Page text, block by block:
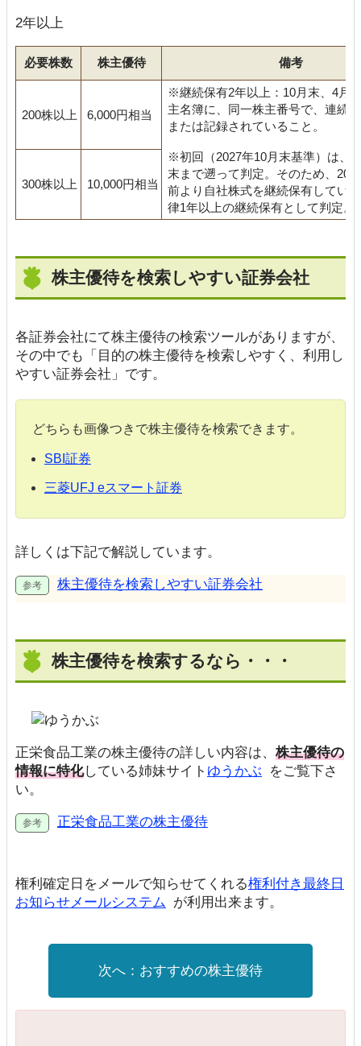
2年以上
必要株数 株主優待 備考
200株以上 6,000円相当
※継続保有2年以上：10月末、4月
主名簿に、同一株主番号で、連続5
または記録されていること。
※初回（2027年10月末基準）は、
末まで遡って判定。そのため、
前より自社株式を継続保有してい
律1年以上の継続保有として判定。
300株以上 10,000円相当
株主優待を検索しやすい証券会社
各証券会社にて株主優待の検索ツールがありますが、
その中でも「目的の株主優待を検索しやすく、利用し
やすい証券会社」です。
どちらも画像つきで株主優待を検索できます。
SBI証券
三菱UFJ eスマート証券
詳しくは下記で解説しています。
株主優待を検索しやすい証券会社
株主優待を検索するなら・・・
正栄食品工業の株主優待の詳しい内容は、 株主優待の
情報に特化している姉妹サイト ゆうかぶ
をご覧下さ
い。
正栄食品工業の株主優待
権利確定日をメールで知らせてくれる権利付き最終日
お知らせメールシステム
が利用出来ます。
おすすめの株主優待